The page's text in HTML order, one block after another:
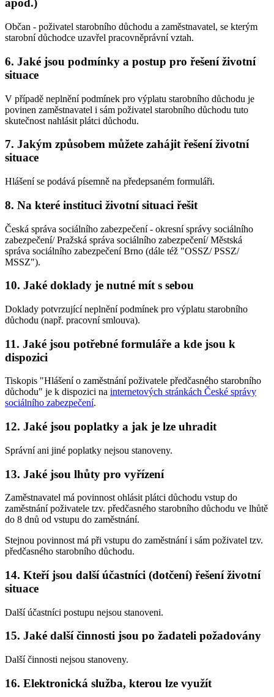
apod.)
Občan - poživatel starobního důchodu a zaměstnavatel, se kterým
starobní důchodce uzavřel pracovněprávní vztah.
6. Jaké jsou podmínky a postup pro řešení životní
situace
V případě neplnění podmínek pro výplatu starobního důchodu je
povinen zaměstnavatel i sám poživatel starobního důchodu tuto
skutečnost nahlásit plátci důchodu.
7. Jakým způsobem můžete zahájit řešení životní
situace
Hlášení se podává písemně na předepsaném formuláři.
8. Na které instituci životní situaci řešit
Česká správa sociálního zabezpečení - okresní správy sociálního
zabezpečení/ Pražská správa sociálního zabezpečení/ Městská
správa sociálního zabezpečení Brno (dále též "OSSZ/ PSSZ/
MSSZ").
10. Jaké doklady je nutné mít s sebou
Doklady potvrzující neplnění podmínek pro výplatu starobního
důchodu (např. pracovní smlouva).
11. Jaké jsou potřebné formuláře a kde jsou k
dispozici
Tiskopis "Hlášení o zaměstnání poživatele předčasného starobního
důchodu" je k dispozici na internetových stránkách České správy
sociálního zabezpečení.
12. Jaké jsou poplatky a jak je lze uhradit
Správní ani jiné poplatky nejsou stanoveny.
13. Jaké jsou lhůty pro vyřízení
Zaměstnavatel má povinnost ohlásit plátci důchodu vstup do
zaměstnání poživatele tzv. předčasného starobního důchodu ve lhůtě
do 8 dnů od vstupu do zaměstnání.
Stejnou povinnost má při vstupu do zaměstnání i sám poživatel tzv.
předčasného starobního důchodu.
14. Kteří jsou další účastníci (dotčení) řešení životní
situace
Další účastníci postupu nejsou stanoveni.
15. Jaké další činnosti jsou po žadateli požadovány
Další činnosti nejsou stanoveny.
16. Elektronická služba, kterou lze využít